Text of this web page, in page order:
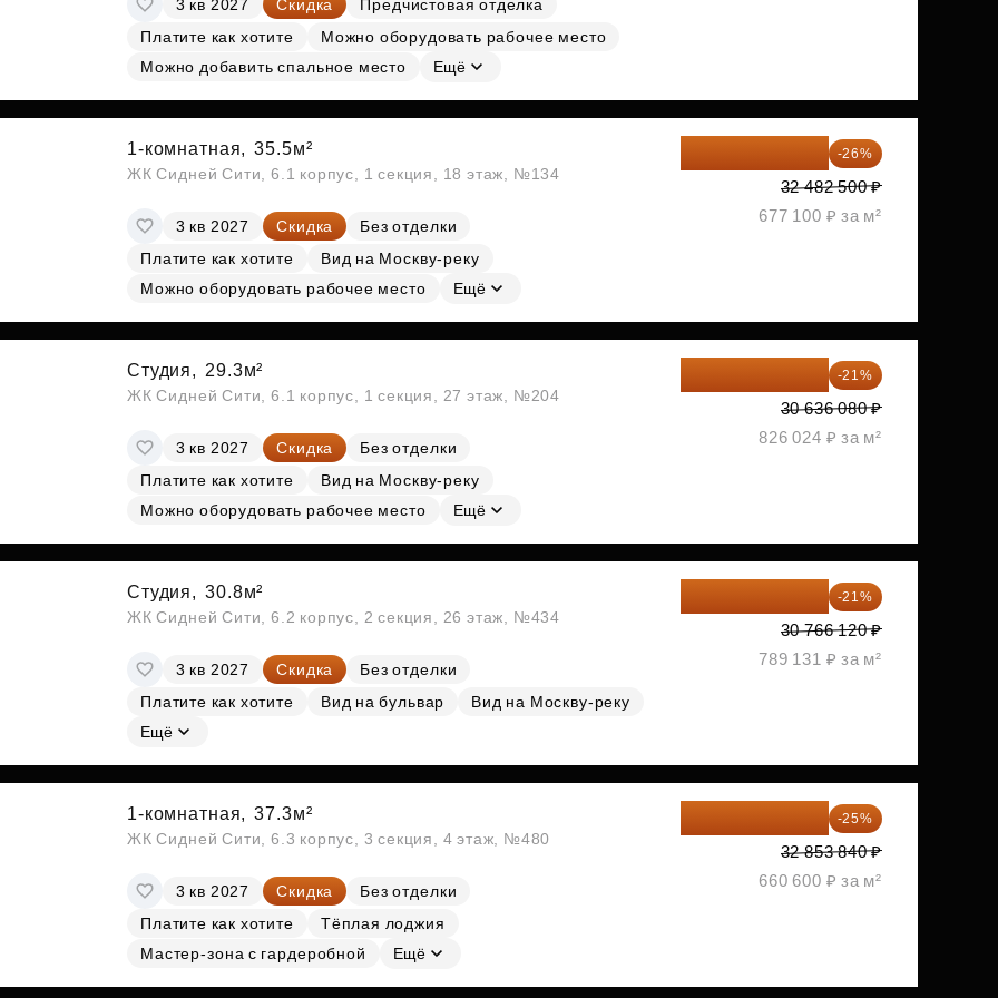
Субсидии
3 кв 2027 Скидка
Предчистовая отделка
Платите как хотите
Можно оборудовать рабочее место
Можно добавить спальное место
Ещё
1-комнатная, 35.5м²
ЖК Сидней Сити, 6.1 корпус, 1 секция, 18 этаж, №134
3 кв 2027 Скидка
Без отделки
Платите как хотите
Вид на Москву-реку
Можно оборудовать рабочее место
Ещё
-26%
32 482 500 ₽
677 100 ₽ за м²
Студия, 29.3м²
ЖК Сидней Сити, 6.1 корпус, 1 секция, 27 этаж, №204
3 кв 2027 Скидка
Без отделки
Платите как хотите
Вид на Москву-реку
Можно оборудовать рабочее место
Ещё
-21%
30 636 080 ₽
826 024 ₽ за м²
Студия, 30.8м²
ЖК Сидней Сити, 6.2 корпус, 2 секция, 26 этаж, №434
3 кв 2027 Скидка
Без отделки
Платите как хотите
Вид на бульвар
Вид на Москву-реку
Ещё
-21%
30 766 120 ₽
789 131 ₽ за м²
1-комнатная, 37.3м²
ЖК Сидней Сити, 6.3 корпус, 3 секция, 4 этаж, №480
3 кв 2027 Скидка
Без отделки
Платите как хотите
Тёплая лоджия
Мастер-зона с гардеробной
Ещё
-25%
32 853 840 ₽
660 600 ₽ за м²